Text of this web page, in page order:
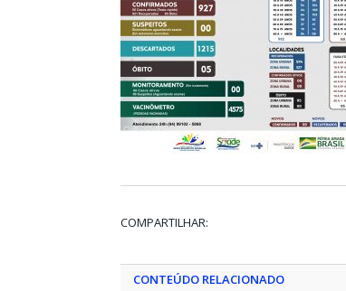
COMPARTILHAR:
CONTEÚDO RELACIONADO